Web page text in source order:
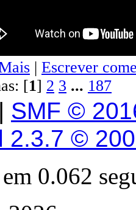
| Escrever
[1] 2 3 ... 187
| SMF ©
2.3.7 ©
0.062